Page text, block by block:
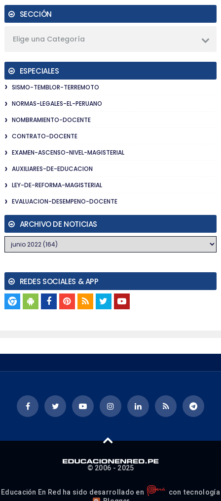
SECCIÓN
Elige una Categoría
ESPECIALES
SISMO-TEMBLOR-TERREMOTO
NORMAS-LEGALES-EL-PERUANO
NOMBRAMIENTO-DOCENTE
CONTRATO-DOCENTE
EXAMEN-ASCENSO-NIVEL-MAGISTERIAL
AUXILIARES-DE-EDUCACION
LEY-DE-REFORMA-MAGISTERIAL
EVALUACION-DESEMPENO-DOCENTE
ARCHIVO DE NOTICIAS
REDES SOCIALES & APP
© 2006 - 2025
Educación En Red ha sido desarrollado en
con tecnología